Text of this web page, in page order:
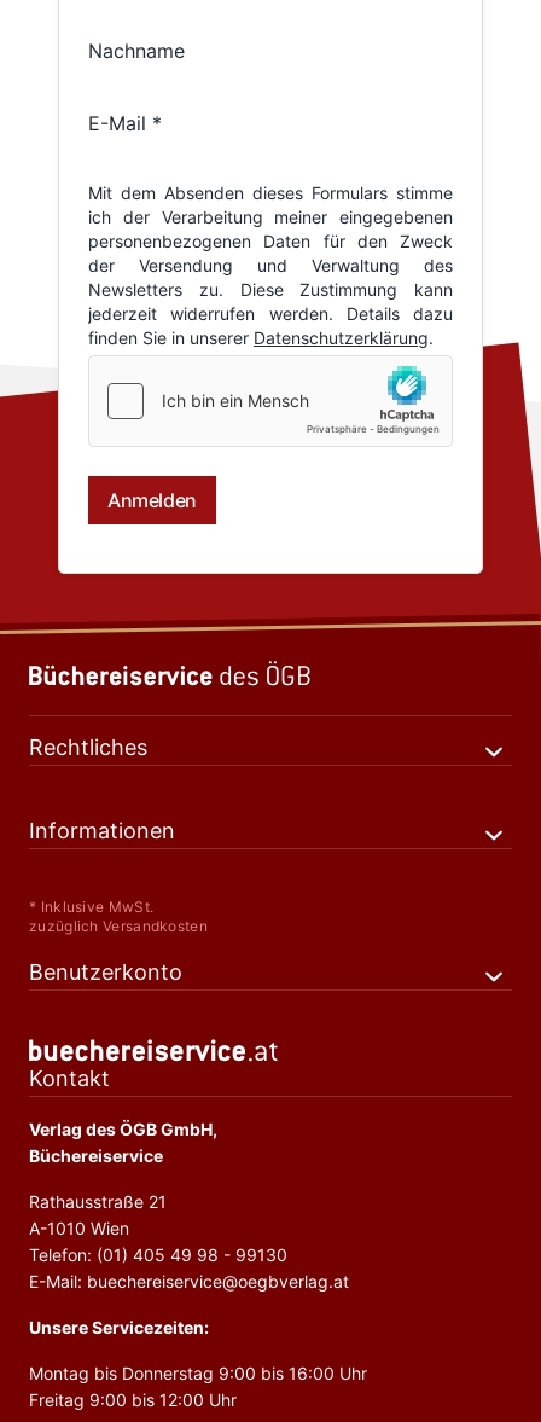
Rechtliches
Informationen
* Inklusive MwSt.
zuzüglich Versandkosten
Benutzerkonto
Kontakt
Verlag des ÖGB GmbH,
Büchereiservice
Rathausstraße 21
A-1010 Wien
Telefon: (01) 405 49 98 - 99130
E-Mail: buechereiservice@oegbverlag.at
Unsere Servicezeiten:
Montag bis Donnerstag 9:00 bis 16:00 Uhr
Freitag 9:00 bis 12:00 Uhr